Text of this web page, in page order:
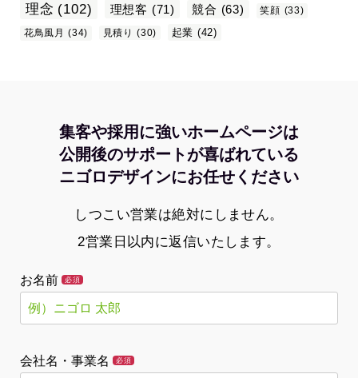
理念 (102) 理想客 (71) 競合 (63) 笑顔 (33)
花鳥風月 (34) 見積り (30) 起業 (42)
集客や採用に強いホームページは
公開後のサポートが喜ばれている
ニゴロデザインにお任せください
しつこい営業は絶対にしません。
2営業日以内に返信いたします。
お名前 必須
会社名・事業名 必須